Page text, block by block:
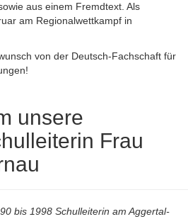
aus einem Fremdtext. Als
am Regionalwettkampf in
von der Deutsch-Fachschaft für
unsere
Frau
bis 1998 Schulleiterin am Aggertal-